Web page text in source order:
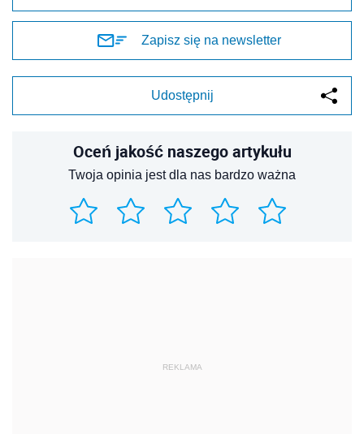
Zapisz się na newsletter
Udostępnij
Oceń jakość naszego artykułu
Twoja opinia jest dla nas bardzo ważna
REKLAMA